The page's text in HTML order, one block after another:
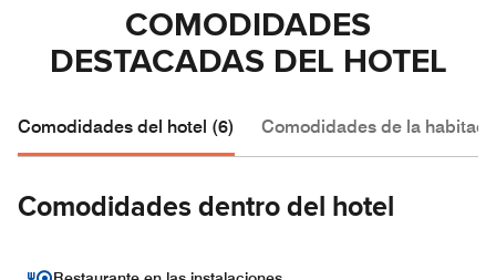
COMODIDADES
DESTACADAS DEL HOTEL
Comodidades del hotel (6) Comodidades de la
Comodidades dentro del hotel